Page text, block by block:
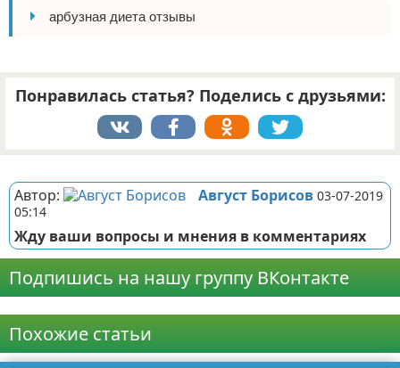
арбузная диета отзывы
Понравилась статья? Поделись с друзьями:
Автор: Август Борисов 03-07-2019
05:14
Жду ваши вопросы и мнения в комментариях
Подпишись на нашу группу ВКонтакте
Похожие статьи